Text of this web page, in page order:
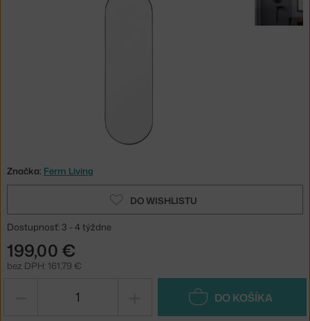
Značka: Ferm Living
DO WISHLISTU
Dostupnosť: 3 - 4 týždne
199,00 €
bez DPH: 161,79 €
DO KOŠÍKA